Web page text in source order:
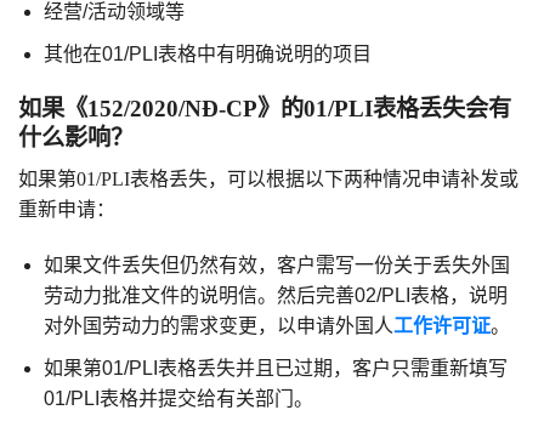
经营/活动领域等
其他在01/PLI表格中有明确说明的项目
如果《152/2020/NĐ-CP》的01/PLI表格丢失会有
什么影响？
如果第01/PLI表格丢失，可以根据以下两种情况申请补发或
重新申请：
如果文件丢失但仍然有效，客户需写一份关于丢失外国
劳动力批准文件的说明信。然后完善02/PLI表格，说明
对外国劳动力的需求变更，以申请外国人工作许可证。
如果第01/PLI表格丢失并且已过期，客户只需重新填写
01/PLI表格并提交给有关部门。